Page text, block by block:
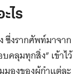
ไร
ซึ่งรากศัพท์มาจาก
คลุมทุกสิ่ง” เข้าไว้